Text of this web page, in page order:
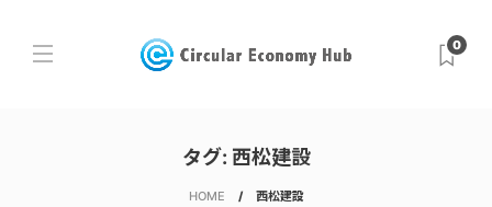
0
タグ: 西松建設
HOME 西松建設